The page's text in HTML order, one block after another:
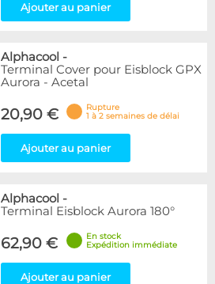
Ajouter au panier
Alphacool -
Terminal Cover pour Eisblock GPX
Aurora - Acetal
20,90 €
Rupture
1 à 2 semaines de délai
Ajouter au panier
Alphacool -
Terminal Eisblock Aurora 180°
62,90 €
En stock
Expédition immédiate
Ajouter au panier